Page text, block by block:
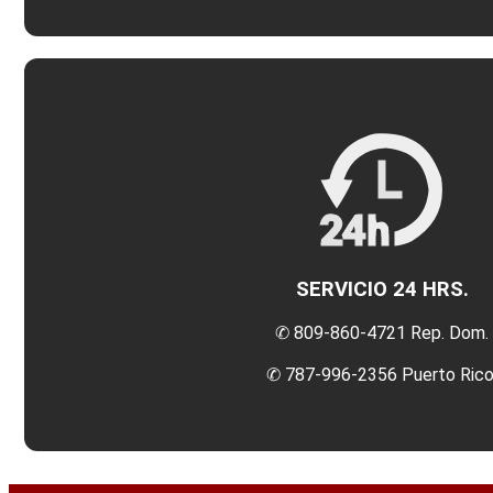
SERVICIO 24 HRS.
✆ 809-860-4721 Rep. Dom.
✆ 787-996-2356 Puerto